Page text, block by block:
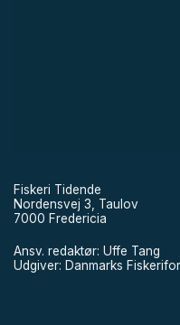
Fiskeri Tidende
Nordensvej 3, Taulov
7000 Fredericia
Ansv. redaktør: Uffe Tang
Udgiver: Danmarks